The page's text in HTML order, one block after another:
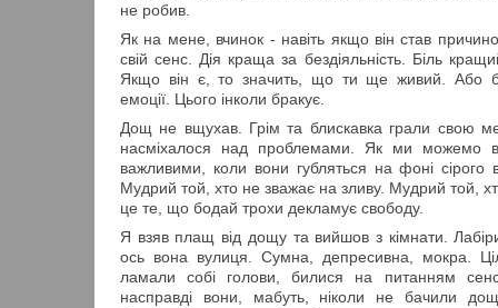
не робив.
Як на мене, вчинок - навіть якщо він став
свій сенс. Дія краща за бездіяльність. Біль
Якщо він є, то значить, що ти ще живий. Або
емоції. Цього інколи бракує.
Дощ не вщухав. Грім та блискавка грали свою
насміхалося над проблемами. Як ми можемо
важливими, коли вони губляться на фоні сірого
Мудрий той, хто не зважає на зливу. Мудрий той,
це те, що бодай трохи декламує свободу.
Я взяв плащ від дощу та вийшов з кімнати.
ось вона вулиця. Сумна, депресивна, мокра.
ламали собі голови, билися на питанням
насправді вони, мабуть, ніколи не бачили